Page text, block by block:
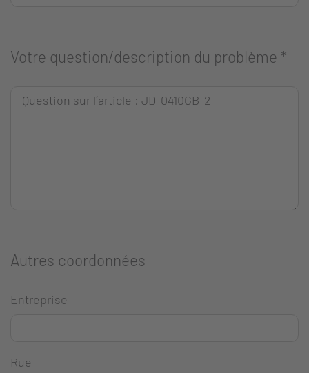
Votre question/description du problème *
Autres coordonnées
Entreprise
Rue